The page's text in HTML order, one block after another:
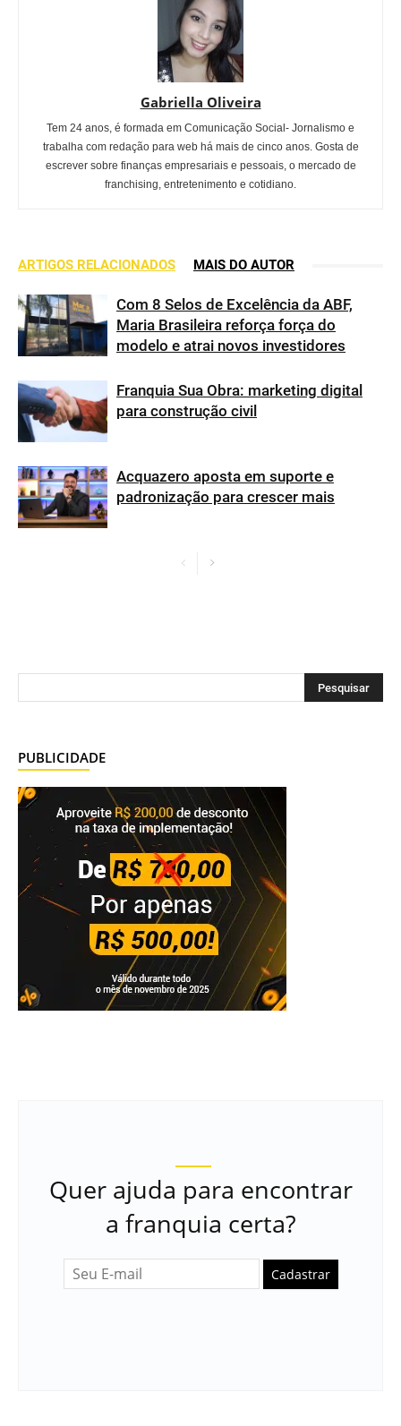
Gabriella Oliveira
Tem 24 anos, é formada em Comunicação Social- Jornalismo e
trabalha com redação para web há mais de cinco anos. Gosta de
escrever sobre finanças empresariais e pessoais, o mercado de
franchising, entretenimento e cotidiano.
ARTIGOS RELACIONADOS MAIS DO AUTOR
Com 8 Selos de Excelência da ABF,
Maria Brasileira reforça força do
modelo e atrai novos investidores
Franquia Sua Obra: marketing digital
para construção civil
Acquazero aposta em suporte e
padronização para crescer mais
PUBLICIDADE
Quer ajuda para encontrar
a franquia certa?
Cadastrar